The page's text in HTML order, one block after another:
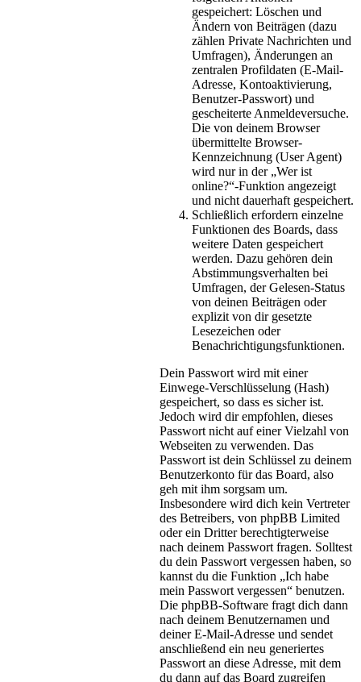
gespeichert: Löschen und
Ändern von Beiträgen (dazu
zählen Private Nachrichten und
Umfragen), Änderungen an
zentralen Profildaten (E-Mail-
Adresse, Kontoaktivierung,
Benutzer-Passwort) und
gescheiterte Anmeldeversuche.
Die von deinem Browser
übermittelte Browser-
Kennzeichnung (User Agent)
wird nur in der „Wer ist
online?“-Funktion angezeigt
und nicht dauerhaft gespeichert.
Schließlich erfordern einzelne
Funktionen des Boards, dass
weitere Daten gespeichert
werden. Dazu gehören dein
Abstimmungsverhalten bei
Umfragen, der Gelesen-Status
von deinen Beiträgen oder
explizit von dir gesetzte
Lesezeichen oder
Benachrichtigungsfunktionen.
Dein Passwort wird mit einer
Einwege-Verschlüsselung (Hash)
gespeichert, so dass es sicher ist.
Jedoch wird dir empfohlen, dieses
Passwort nicht auf einer Vielzahl von
Webseiten zu verwenden. Das
Passwort ist dein Schlüssel zu deinem
Benutzerkonto für das Board, also
geh mit ihm sorgsam um.
Insbesondere wird dich kein Vertreter
des Betreibers, von phpBB Limited
oder ein Dritter berechtigterweise
nach deinem Passwort fragen. Solltest
du dein Passwort vergessen haben, so
kannst du die Funktion „Ich habe
mein Passwort vergessen“ benutzen.
Die phpBB-Software fragt dich dann
nach deinem Benutzernamen und
deiner E-Mail-Adresse und sendet
anschließend ein neu generiertes
Passwort an diese Adresse, mit dem
du dann auf das Board zugreifen